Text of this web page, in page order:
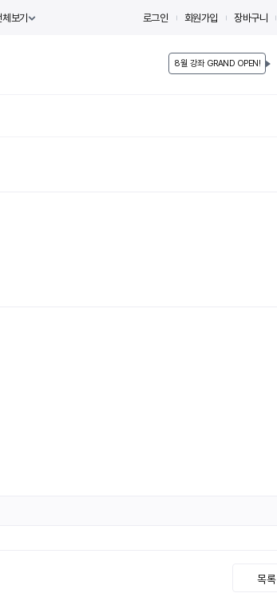
보기 로그인 회원가입 장바구니
8월 강좌 GRAND OPEN!
목록